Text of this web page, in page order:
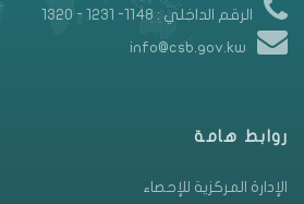
الرقم الداخلي : 1148- 1231 - 1320
info@csb.gov.kw
روابط هامة
الإدارة المركزية للإحصاء